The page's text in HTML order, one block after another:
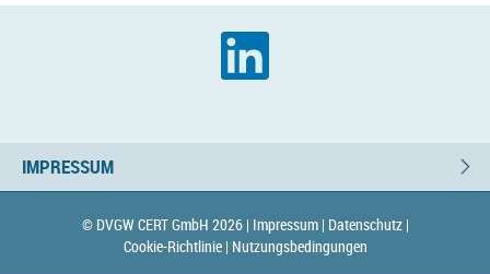
IMPRESSUM
© DVGW CERT GmbH 2026 | Impressum | Datenschutz |
Cookie-Richtlinie | Nutzungsbedingungen